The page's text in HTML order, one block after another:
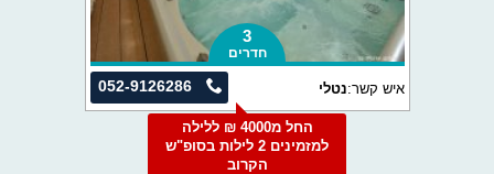
3
חדרים
052-9126286 איש קשר:נטלי
החל מ4000 ₪ ללילה
למזמינים 2 לילות בסופ"ש
הקרוב